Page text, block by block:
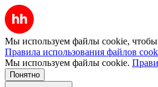
Мы используем файлы cookie, чтобы
Правила использования файлов
Мы используем файлы cookie.
Понятно